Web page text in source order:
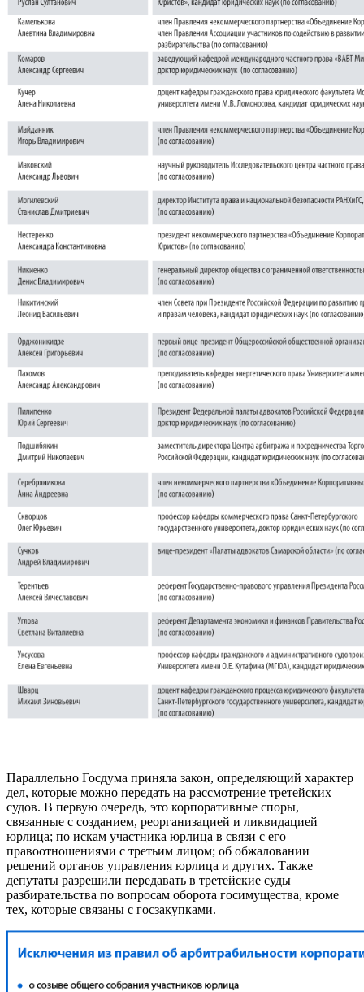
Параллельно Госдума приняла закон, определяющий характер
дел, которые можно передать на рассмотрение третейских
судов. В первую очередь, это корпоративные споры,
связанные с созданием, реорганизацией и ликвидацией
юрлица; по искам участника юрлица в связи с его
правоотношениями с третьим лицом; об обжаловании
решений органов управления юрлица и других. Также
депутаты разрешили передавать в третейские суды
разбирательства по вопросам оборота госимущества, кроме
тех, которые связаны с госзакупками.